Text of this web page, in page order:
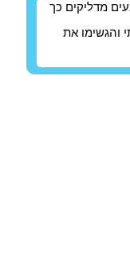
מדליקים כך
והגשימו את